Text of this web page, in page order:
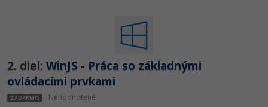
SQL
-80%
2. diel: WinJS - Práca so základnými
ovládacími prvkami
ZADARMO Nehodnotené